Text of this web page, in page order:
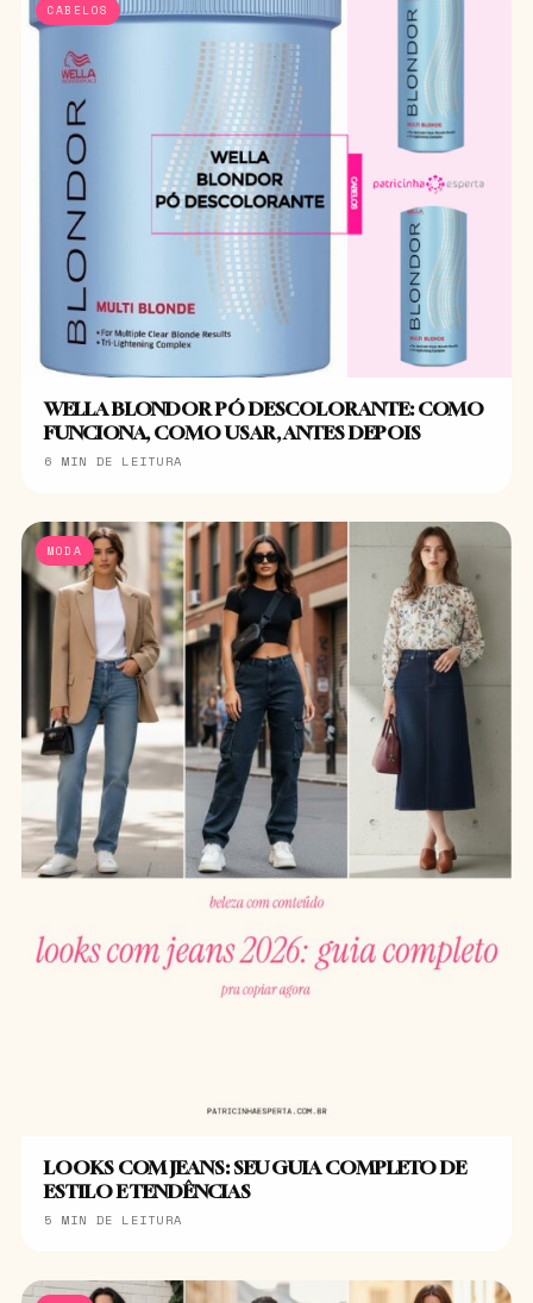
CABELOS
WELLA BLONDOR PÓ DESCOLORANTE: COMO
FUNCIONA, COMO USAR, ANTES DEPOIS
6 MIN DE LEITURA
MODA
LOOKS COM JEANS: SEU GUIA COMPLETO DE
ESTILO E TENDÊNCIAS
5 MIN DE LEITURA